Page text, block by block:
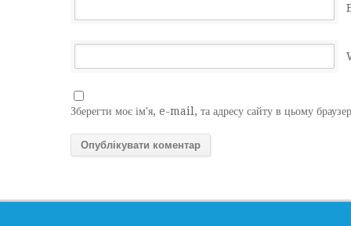
Зберегти моє ім'я, e-mail, та адресу сайту в цьому